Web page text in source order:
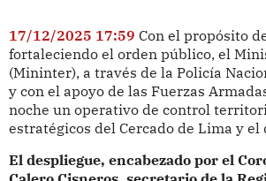
17/12/2025 17:59 Con el propósito
fortaleciendo el orden público, el
(Mininter), a través de la Policía
y con el apoyo de las Fuerzas
noche un operativo de control
estratégicos del Cercado de Lima y
El despliegue, encabezado por el